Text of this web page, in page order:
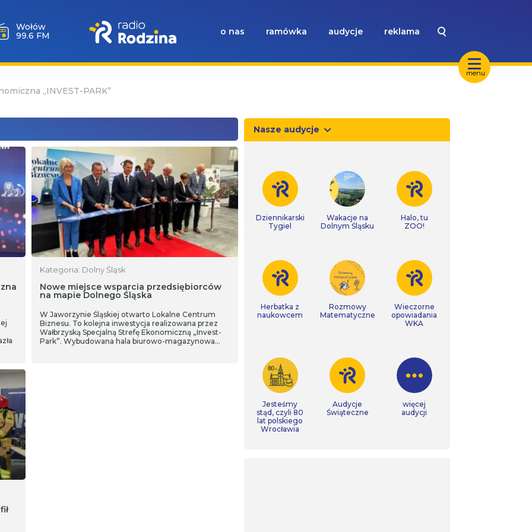
menu
Wołów
99.6 FM
o nas ramówka audycje reklama
„INVEST-PARK”
Kategoria: Dolny Śląsk
Nowe miejsce wsparcia przedsiębiorców
na mapie Dolnego Śląska
W Jaworzynie Śląskiej otwarto Lokalne Centrum
Biznesu. To kolejna inwestycja realizowana przez
Wałbrzyską Specjalną Strefę Ekonomiczną „Invest-
Park”. Wybudowana hala biurowo-magazynowa
Nasze audycje
Dziennikarski
Tygiel
Wakacje na
Dolnym Śląsku
Halo, tu
ZOO!
Herbatka z
naukowcem
Rozmowy
Matematyczne
Wieczorne
opowiadania
WKA
Jesteśmy
stąd, czyli 80
lat polskiego
Wrocławia
Audycje
Świąteczne
więcej
audycji